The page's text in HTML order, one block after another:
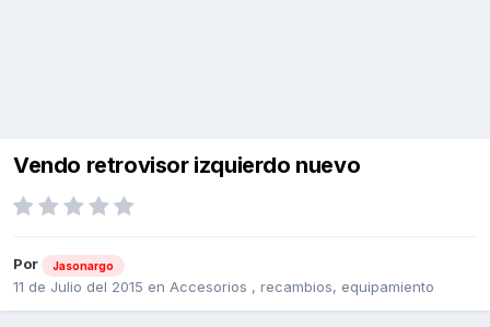
Vendo retrovisor izquierdo nuevo
Por Jasonargo
11 de Julio del 2015 en Accesorios , recambios, equipamiento